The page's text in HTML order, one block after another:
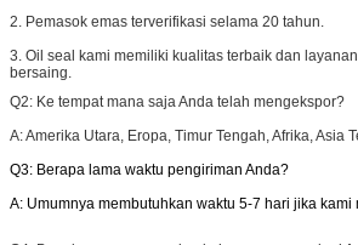
2. Pemasok emas terverifikasi selama 20 tahun.
3. Oil seal kami memiliki kualitas terbaik dan
bersaing.
Q2: Ke tempat mana saja Anda telah mengekspor?
A: Amerika Utara, Eropa, Timur Tengah, Afrika, Asia
Q3: Berapa lama waktu pengiriman Anda?
A: Umumnya membutuhkan waktu 5-7 hari jika kami